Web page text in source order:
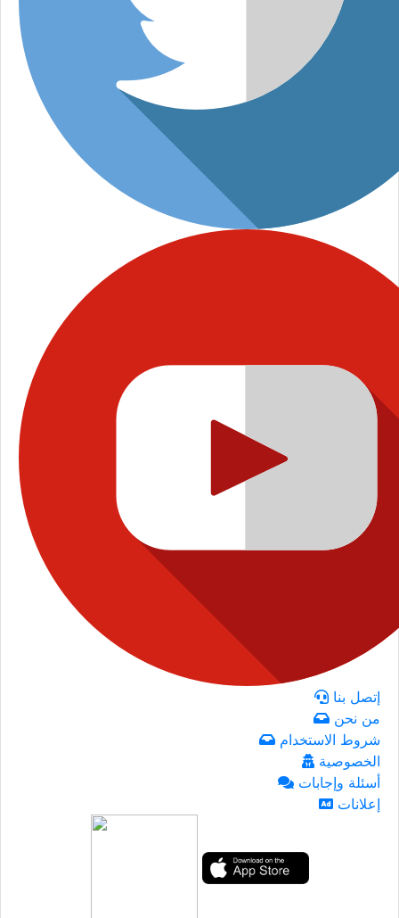
إتصل بنا
من نحن
شروط الاستخدام
الخصوصية
أسئلة وإجابات
إعلانات